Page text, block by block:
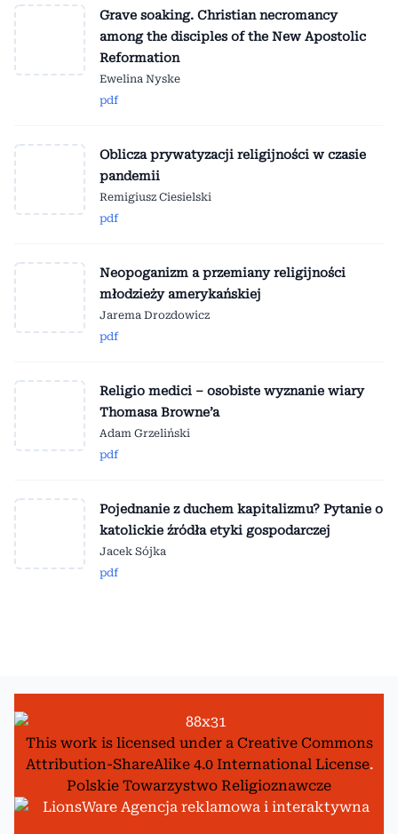
Grave soaking. Christian necromancy
among the disciples of the New Apostolic
Reformation
Ewelina Nyske
pdf
Oblicza prywatyzacji religijności w czasie
pandemii
Remigiusz Ciesielski
pdf
Neopoganizm a przemiany religijności
młodzieży amerykańskiej
Jarema Drozdowicz
pdf
Religio medici – osobiste wyznanie wiary
Thomasa Browne’a
Adam Grzeliński
pdf
Pojednanie z duchem kapitalizmu? Pytanie o
katolickie źródła etyki gospodarczej
Jacek Sójka
pdf
This work is licensed under a Creative Commons
Attribution-ShareAlike 4.0 International License.
Polskie Towarzystwo Religioznawcze